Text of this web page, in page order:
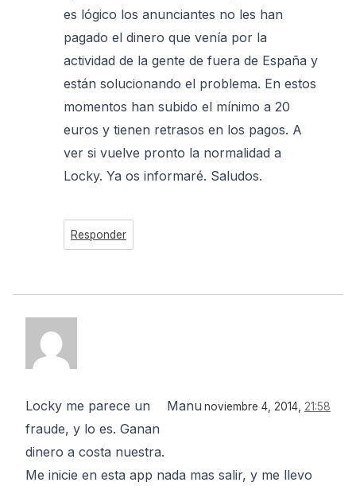
es lógico los anunciantes no les han
pagado el dinero que venía por la
actividad de la gente de fuera de España y
están solucionando el problema. En estos
momentos han subido el mínimo a 20
euros y tienen retrasos en los pagos. A
ver si vuelve pronto la normalidad a
Locky. Ya os informaré. Saludos.
Responder
Manu noviembre 4, 2014, 21:58
Locky me parece un
fraude, y lo es. Ganan
dinero a costa nuestra.
Me inicie en esta app nada mas salir, y me llevo